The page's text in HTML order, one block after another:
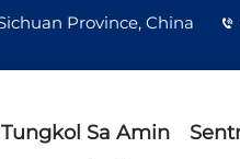
Province, China
Tungkol Sa Amin